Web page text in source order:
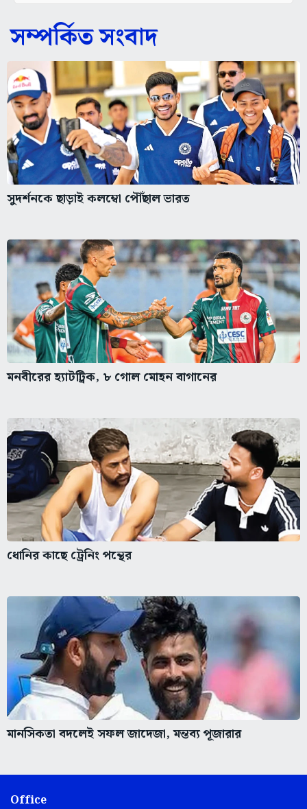
সম্পর্কিত সংবাদ
সুদর্শনকে ছাড়াই কলম্বো পৌঁছাল ভারত
মনবীরের হ্যাটট্রিক, ৮ গোল মোহন বাগানের
ধোনির কাছে ট্রেনিং পন্থের
মানসিকতা বদলেই সফল জাদেজা, মন্তব্য পূজারার
Office